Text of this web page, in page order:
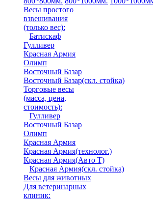
Весы простого
взвешивания
(только вес):
Батискаф
Гулливер
Красная Армия
Олимп
Восточный Базар
Восточный Базар(скл. стойка)
Торговые весы
(масса, цена,
стоимость):
Гулливер
Восточный Базар
Олимп
Красная Армия
Красная Армия(технолог.)
Красная Армия(Авто Т)
Красная Армия(скл. стойка)
Весы для животных
Для ветеринарных
клиник: